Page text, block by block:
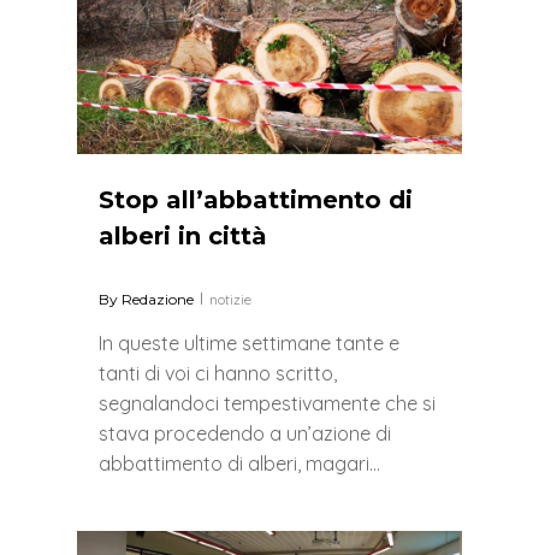
Stop all’abbattimento di
alberi in città
By Redazione notizie
In queste ultime settimane tante e
tanti di voi ci hanno scritto,
segnalandoci tempestivamente che si
stava procedendo a un’azione di
abbattimento di alberi, magari…
0